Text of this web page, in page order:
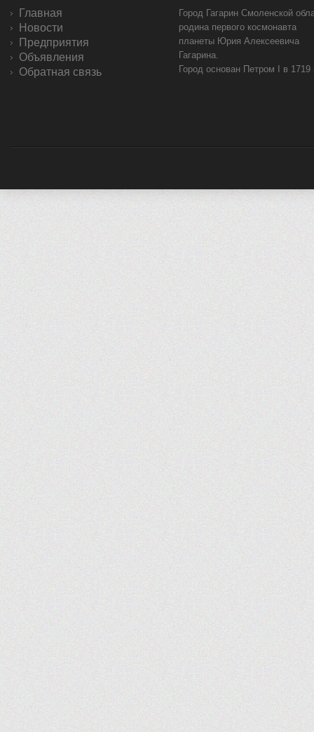
Главная
Новости
Предприятия
Объявления
Обратная связь
Город Гагарин Смоленской
родина первого космонавта
планеты Юрия Алексеевича
Гагарина.
Город основан Петром I в 1719